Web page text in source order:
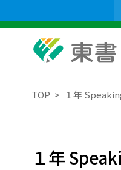
TOP １年
１年